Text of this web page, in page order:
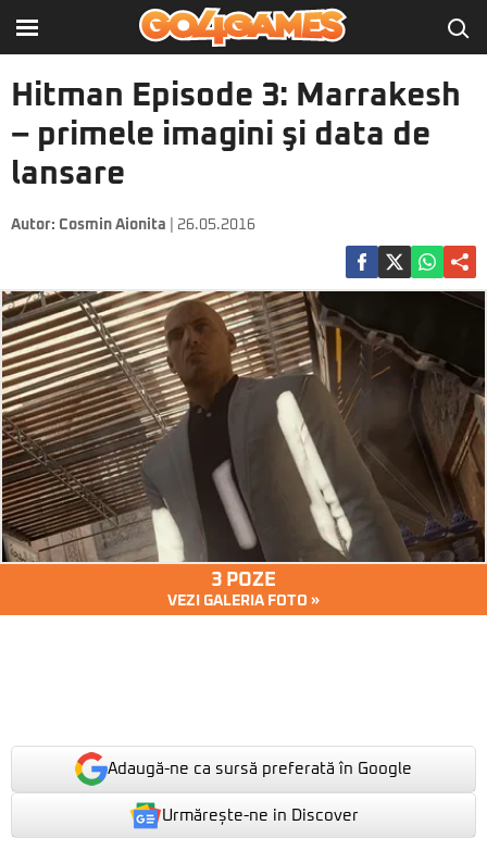
Hitman Episode 3: Marrakesh
– primele imagini şi data de
lansare
Autor: Cosmin Aionita | 26.05.2016
3 POZE
VEZI GALERIA FOTO »
Adaugă-ne ca sursă preferată în Google
Urmărește-ne in Discover